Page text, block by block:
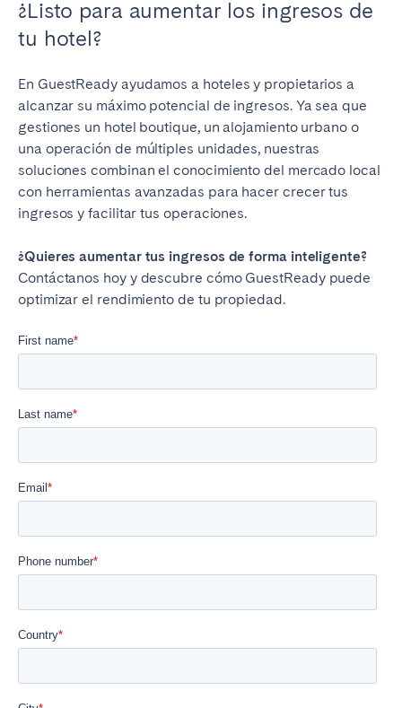
¿Listo para aumentar los ingresos de
tu hotel?
En GuestReady ayudamos a hoteles y propietarios a
alcanzar su máximo potencial de ingresos. Ya sea que
gestiones un hotel boutique, un alojamiento urbano o
una operación de múltiples unidades, nuestras
soluciones combinan el conocimiento del mercado local
con herramientas avanzadas para hacer crecer tus
ingresos y facilitar tus operaciones.
¿Quieres aumentar tus ingresos de forma inteligente?
Contáctanos hoy y descubre cómo GuestReady puede
optimizar el rendimiento de tu propiedad.